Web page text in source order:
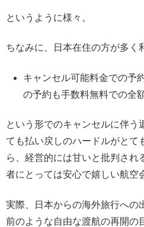
というように様々。
ちなみに、日本在住の方が多く
キャンセル可能料金での予
の予約も手数料無料での全
という形でのキャンセルに伴う
ても払い戻しのハードルがとて
ら、経営的には甘いと批判され
者にとっては安心で嬉しい航空
実際、日本からの海外旅行への
前のような自由な渡航の再開の